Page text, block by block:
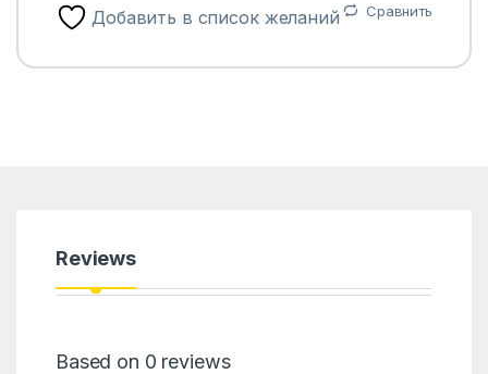
Добавить в список желаний Сравнить
Reviews
Based on 0 reviews